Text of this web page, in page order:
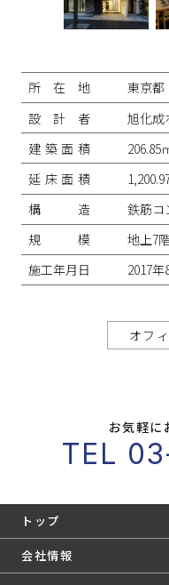
所在地
東京都
設計者
旭化成
建築面積
206.85
延床面積
構造
鉄筋コ
規模
地上7
施工年月日
2017年
オフ
お気軽に
TEL
トップ
会社情報